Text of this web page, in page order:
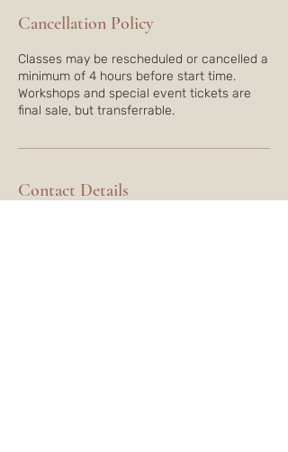
Cancellation Policy
Classes may be rescheduled or cancelled a
minimum of 4 hours before start time.
Workshops and special event tickets are
final sale, but transferrable.
Contact Details